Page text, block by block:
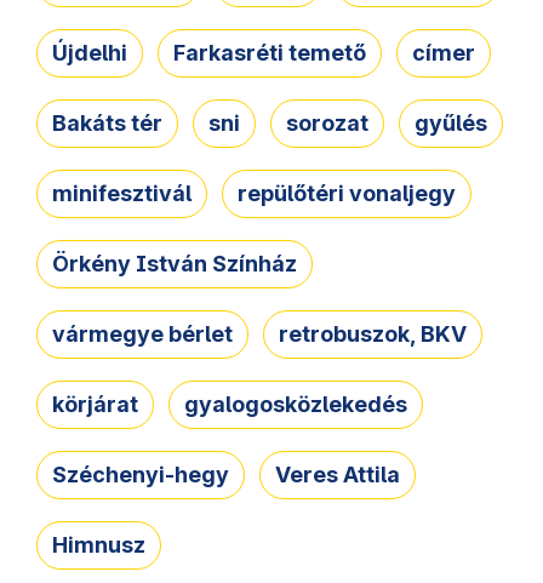
Újdelhi Farkasréti temető címer
Bakáts tér sni sorozat gyűlés
minifesztivál repülőtéri vonaljegy
Örkény István Színház
vármegye bérlet retrobuszok, BKV
körjárat gyalogosközlekedés
Széchenyi-hegy Veres Attila
Himnusz